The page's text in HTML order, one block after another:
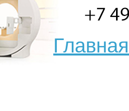
Главная